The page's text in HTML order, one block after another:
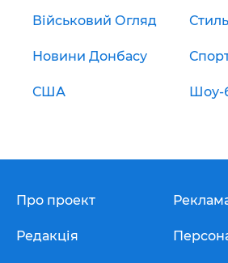
Військовий Огляд Стиль
Новини Донбасу
США Шоу-
Про проект
Редакція